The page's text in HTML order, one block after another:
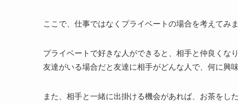
ここで、仕事ではなくプライベートの場合を考えてみま
プライベートで好きな人ができると、相手と仲良くな
友達がいる場合だと友達に相手がどんな人で、何に興
また、相手と一緒に出掛ける機会があれば、お茶をし